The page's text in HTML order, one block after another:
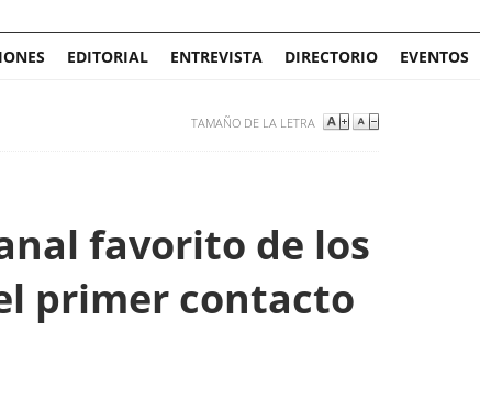
EDITORIAL ENTREVISTA DIRECTORIO EVENTOS
TAMAÑO DE LA LETRA
favorito de los
primer contacto